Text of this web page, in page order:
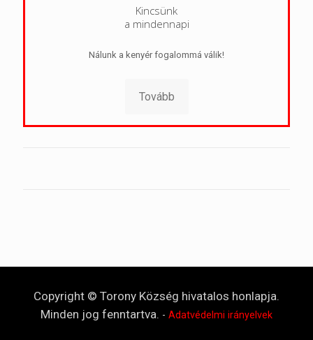
Kincsünk
a mindennapi
Nálunk a kenyér fogalommá válik!
Tovább
Copyright © Torony Község hivatalos honlapja.
Minden jog fenntartva. - Adatvédelmi irányelvek